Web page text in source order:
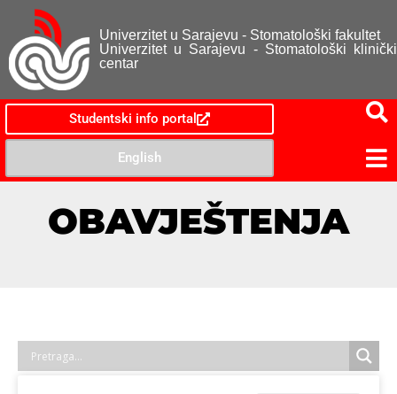
Univerzitet u Sarajevu - Stomatološki fakultet
Univerzitet u Sarajevu - Stomatološki klinički
centar
Studentski info portal
English
OBAVJEŠTENJA